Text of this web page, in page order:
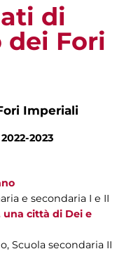
di
dei Fori
Imperiali
2023
e secondaria I e II
una città di Dei e
Scuola secondaria II